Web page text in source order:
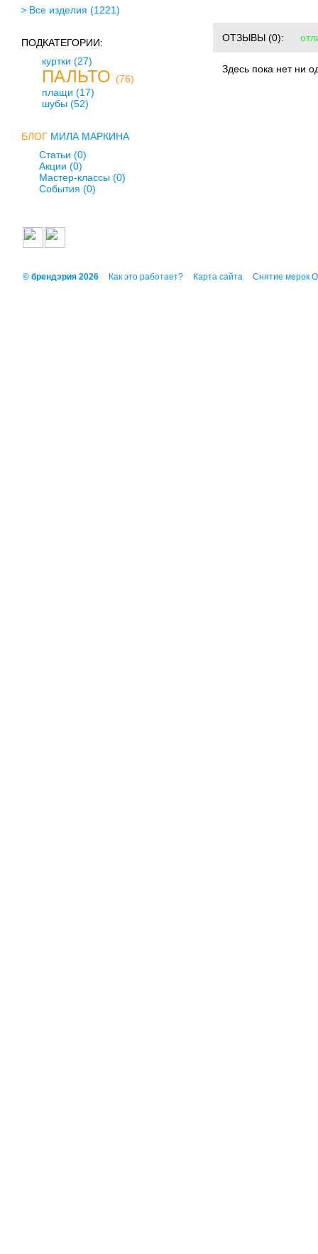
> Все изделия (1221)
ПОДКАТЕГОРИИ:
куртки (27)
ПАЛЬТО (76)
плащи (17)
шубы (52)
БЛОГ МИЛА МАРКИНА
Статьи (0)
Акции (0)
Мастер-классы (0)
События (0)
ОТЗЫВЫ (0):
Здесь пока нет ни
© брендэрия 2026 Как это работает? Карта сайта Снятие мерок